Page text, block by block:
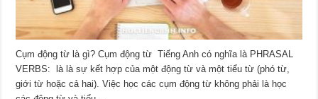
Cụm động từ là gì? Cụm động từ Tiếng Anh có nghĩa là PHRASAL
VERBS: là là sự kết hợp của một động từ và một tiểu từ (phó từ,
giới từ hoặc cả hai). Việc học các cụm động từ không phải là học